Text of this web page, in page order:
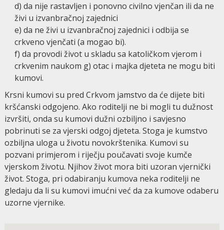
d) da nije rastavljen i ponovno civilno vjenčan ili da ne
živi u izvanbračnoj zajednici
e) da ne živi u izvanbračnoj zajednici i odbija se
crkveno vjenčati (a mogao bi).
f) da provodi život u skladu sa katoličkom vjerom i
crkvenim naukom g) otac i majka djeteta ne mogu biti
kumovi.
Krsni kumovi su pred Crkvom jamstvo da će dijete biti
kršćanski odgojeno. Ako roditelji ne bi mogli tu dužnost
izvršiti, onda su kumovi dužni ozbiljno i savjesno
pobrinuti se za vjerski odgoj djeteta. Stoga je kumstvo
ozbiljna uloga u životu novokrštenika. Kumovi su
pozvani primjerom i riječju poučavati svoje kumče
vjerskom životu. Njihov život mora biti uzoran vjernički
život. Stoga, pri odabiranju kumova neka roditelji ne
gledaju da li su kumovi imućni već da za kumove odaberu
uzorne vjernike.